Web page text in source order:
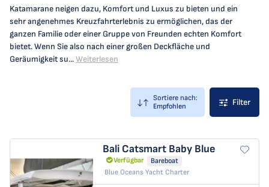
Katamarane neigen dazu, Komfort und Luxus zu bieten und ein
sehr angenehmes Kreuzfahrterlebnis zu ermöglichen, das der
ganzen Familie oder einer Gruppe von Freunden echten Komfort
bietet. Wenn Sie also nach einer großen Deckfläche und
Geräumigkeit su...Weiterlesen
Sortiere nach:
Empfohlen
Filter
Bali Catsmart Baby Blue
Verfügbar
Bareboat
Blue Oceans Yacht Charter